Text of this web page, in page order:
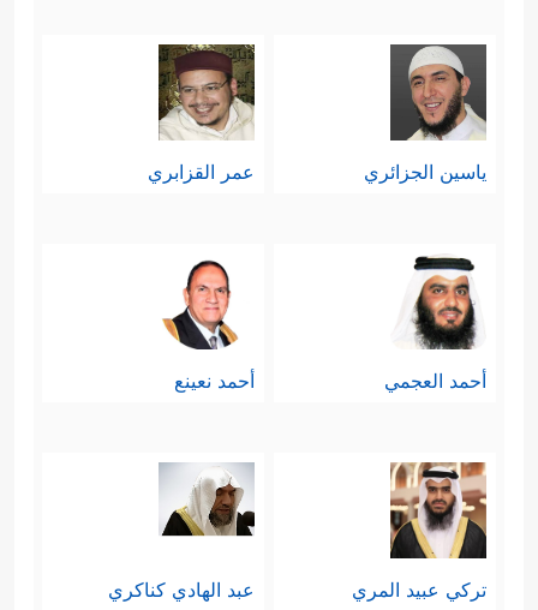
ياسين الجزائري عمر القزابري
أحمد العجمي أحمد نعينع
تركي عبيد المري عبد الهادي كناكري